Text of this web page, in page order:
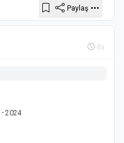
Paylaş
8a
- 2024